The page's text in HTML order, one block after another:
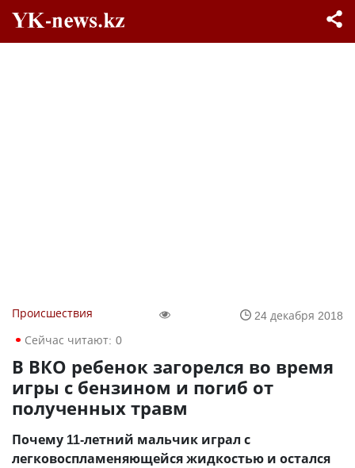
Происшествия
24 декабря 2018
Сейчас читают: 0
В ВКО ребенок загорелся во время
игры с бензином и погиб от
полученных травм
Почему 11-летний мальчик играл с
легковоспламеняющейся жидкостью и остался